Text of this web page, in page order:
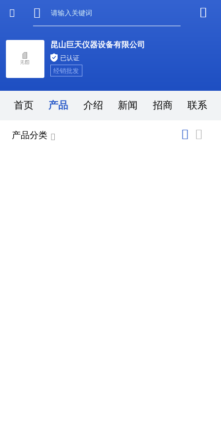
昆山巨天仪器设备有限公司
已认证
经销批发
首页 产品 介绍 新闻 招商 联系
产品分类